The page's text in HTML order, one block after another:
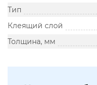
Тип
Клеящий слой
Толщина, мм